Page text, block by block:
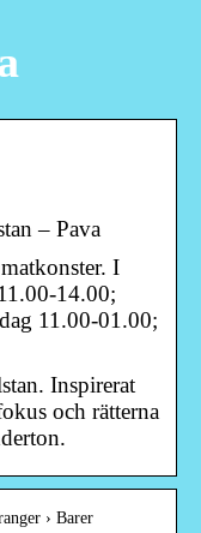
– Pava
I
14.00;
11.00-01.00;
Inspirerat
och rätterna
› Barer